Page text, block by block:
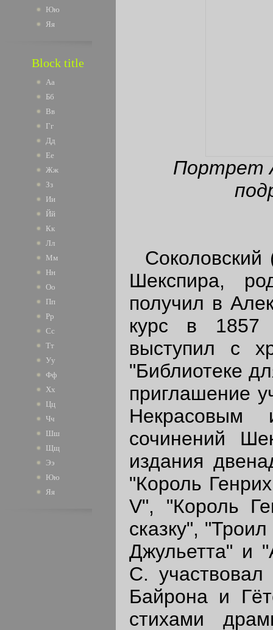
Юю
Яя
Block title
Аа
Бб
Вв
Гг
Дд
Ее
Жж
Зз
Ии
Йй
Кк
Лл
Мм
Нн
Оо
Пп
Рр
Сс
Тт
Уу
Фф
Хх
Цц
Чч
Шш
Щщ
Ээ
Юю
Яя
Портрет
Соколовский
Шекспира,
получил в
курс в 1857
выступил с
"Библиотеке
приглашение
сочинений
издания
"Король
V", "Король
сказку",
Джульетта" и
С. участвовал
Байрона и
стихами